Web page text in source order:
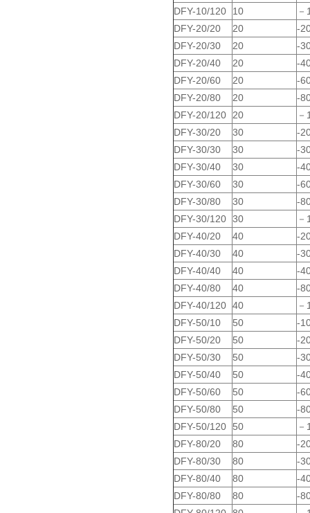
DFY-10/120
10
DFY-20/20
20
-
DFY-20/30
20
-
DFY-20/40
20
-
DFY-20/60
20
-
DFY-20/80
20
-
DFY-20/120
20
DFY-30/20
30
-
DFY-30/30
30
-
DFY-30/40
30
-
DFY-30/60
30
-
DFY-30/80
30
-
DFY-30/120 30
DFY-40/20
40
-
DFY-40/30
40
-
DFY-40/40
40
-
DFY-40/80
40
-
DFY-40/120 40
DFY-50/10
50
-
DFY-50/20
50
-
DFY-50/30
50
-
DFY-50/40
50
-
DFY-50/60
50
-
DFY-50/80
50
-
DFY-50/120
50
DFY-80/20
80
-
DFY-80/30
80
-
DFY-80/40
80
-
DFY-80/80
80
-